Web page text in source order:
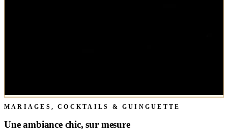
MARIAGES, COCKTAILS & GUINGUETTE
Une ambiance chic, sur mesure